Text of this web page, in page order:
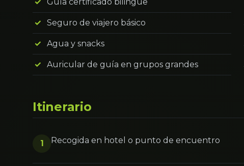
Seguro de viajero básico
Agua y snacks
Auricular de guía en grupos grandes
Itinerario
1 Recogida en hotel o punto de encuentro